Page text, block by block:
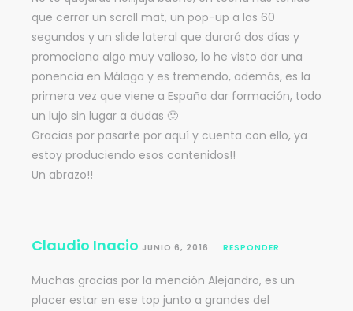
que cerrar un scroll mat, un pop-up a los 60
segundos y un slide lateral que durará dos días y
promociona algo muy valioso, lo he visto dar una
ponencia en Málaga y es tremendo, además, es la
primera vez que viene a España dar formación, todo
un lujo sin lugar a dudas 🙂
Gracias por pasarte por aquí y cuenta con ello, ya
estoy produciendo esos contenidos!!
Un abrazo!!
Claudio Inacio JUNIO 6, 2016 RESPONDER
Muchas gracias por la mención Alejandro, es un
placer estar en ese top junto a grandes del